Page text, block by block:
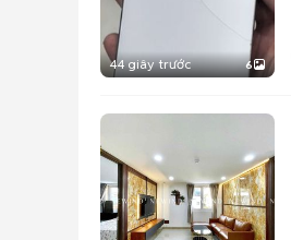
44 giây trước 6